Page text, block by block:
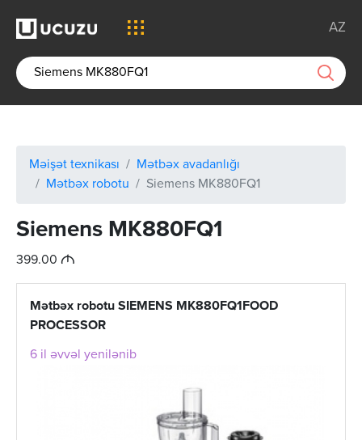
AZ
Məişət texnikası
Mətbəx avadanlığı
Mətbəx robotu
Siemens MK880FQ1
Siemens MK880FQ1
399.00 M
Mətbəx robotu SIEMENS MK880FQ1FOOD
PROCESSOR
6 il əvvəl yenilənib